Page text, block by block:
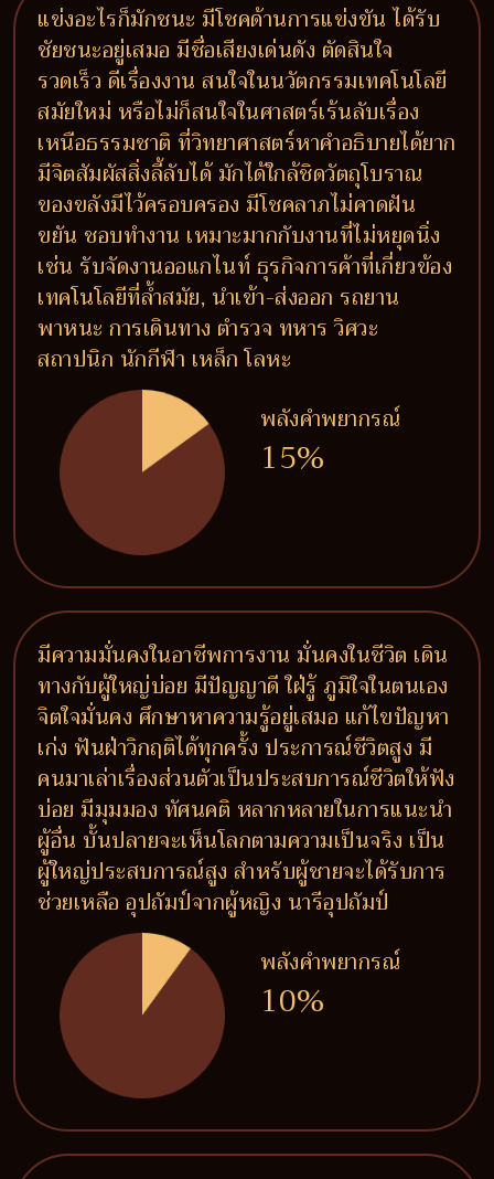
แข่งอะไรก็มักชนะ มีโชคด้านการแข่งขัน ได้รับ
ชัยชนะอยู่เสมอ มีชื่อเสียงเด่นดัง ตัดสินใจ
รวดเร็ว ดีเรื่องงาน สนใจในนวัตกรรมเทคโนโลยี
สมัยใหม่ หรือไม่ก็สนใจในศาสตร์เร้นลับเรื่อง
เหนือธรรมชาติ ที่วิทยาศาสตร์หาคำอธิบายได้ยาก
มีจิตสัมผัสสิ่งลี้ลับได้ มักได้ใกล้ชิดวัตถุโบราณ
ของขลังมีไว้ครอบครอง มีโชคลาภไม่คาดฝัน
ขยัน ชอบทำงาน เหมาะมากกับงานที่ไม่หยุดนิ่ง
เช่น รับจัดงานออแกไนท์ ธุรกิจการค้าที่เกี่ยวข้อง
เทคโนโลยีที่ล้ำสมัย, นำเข้า-ส่งออก รถยาน
พาหนะ การเดินทาง ตำรวจ ทหาร วิศวะ
สถาปนิก นักกีฬา เหล็ก โลหะ
พลังคำพยากรณ์
15%
มีความมั่นคงในอาชีพการงาน มั่นคงในชีวิต เดิน
ทางกับผู้ใหญ่บ่อย มีปัญญาดี ใฝ่รู้ ภูมิใจในตนเอง
จิตใจมั่นคง ศึกษาหาความรู้อยู่เสมอ แก้ไขปัญหา
เก่ง ฟันฝ่าวิกฤติได้ทุกครั้ง ประการณ์ชีวิตสูง มี
คนมาเล่าเรื่องส่วนตัวเป็นประสบการณ์ชีวิตให้ฟัง
บ่อย มีมุมมอง ทัศนคติ หลากหลายในการแนะนำ
ผู้อื่น บั้นปลายจะเห็นโลกตามความเป็นจริง เป็น
ผู้ใหญ่ประสบการณ์สูง สำหรับผู้ชายจะได้รับการ
ช่วยเหลือ อุปถัมป์จากผู้หญิง นารีอุปถัมป์
พลังคำพยากรณ์
10%